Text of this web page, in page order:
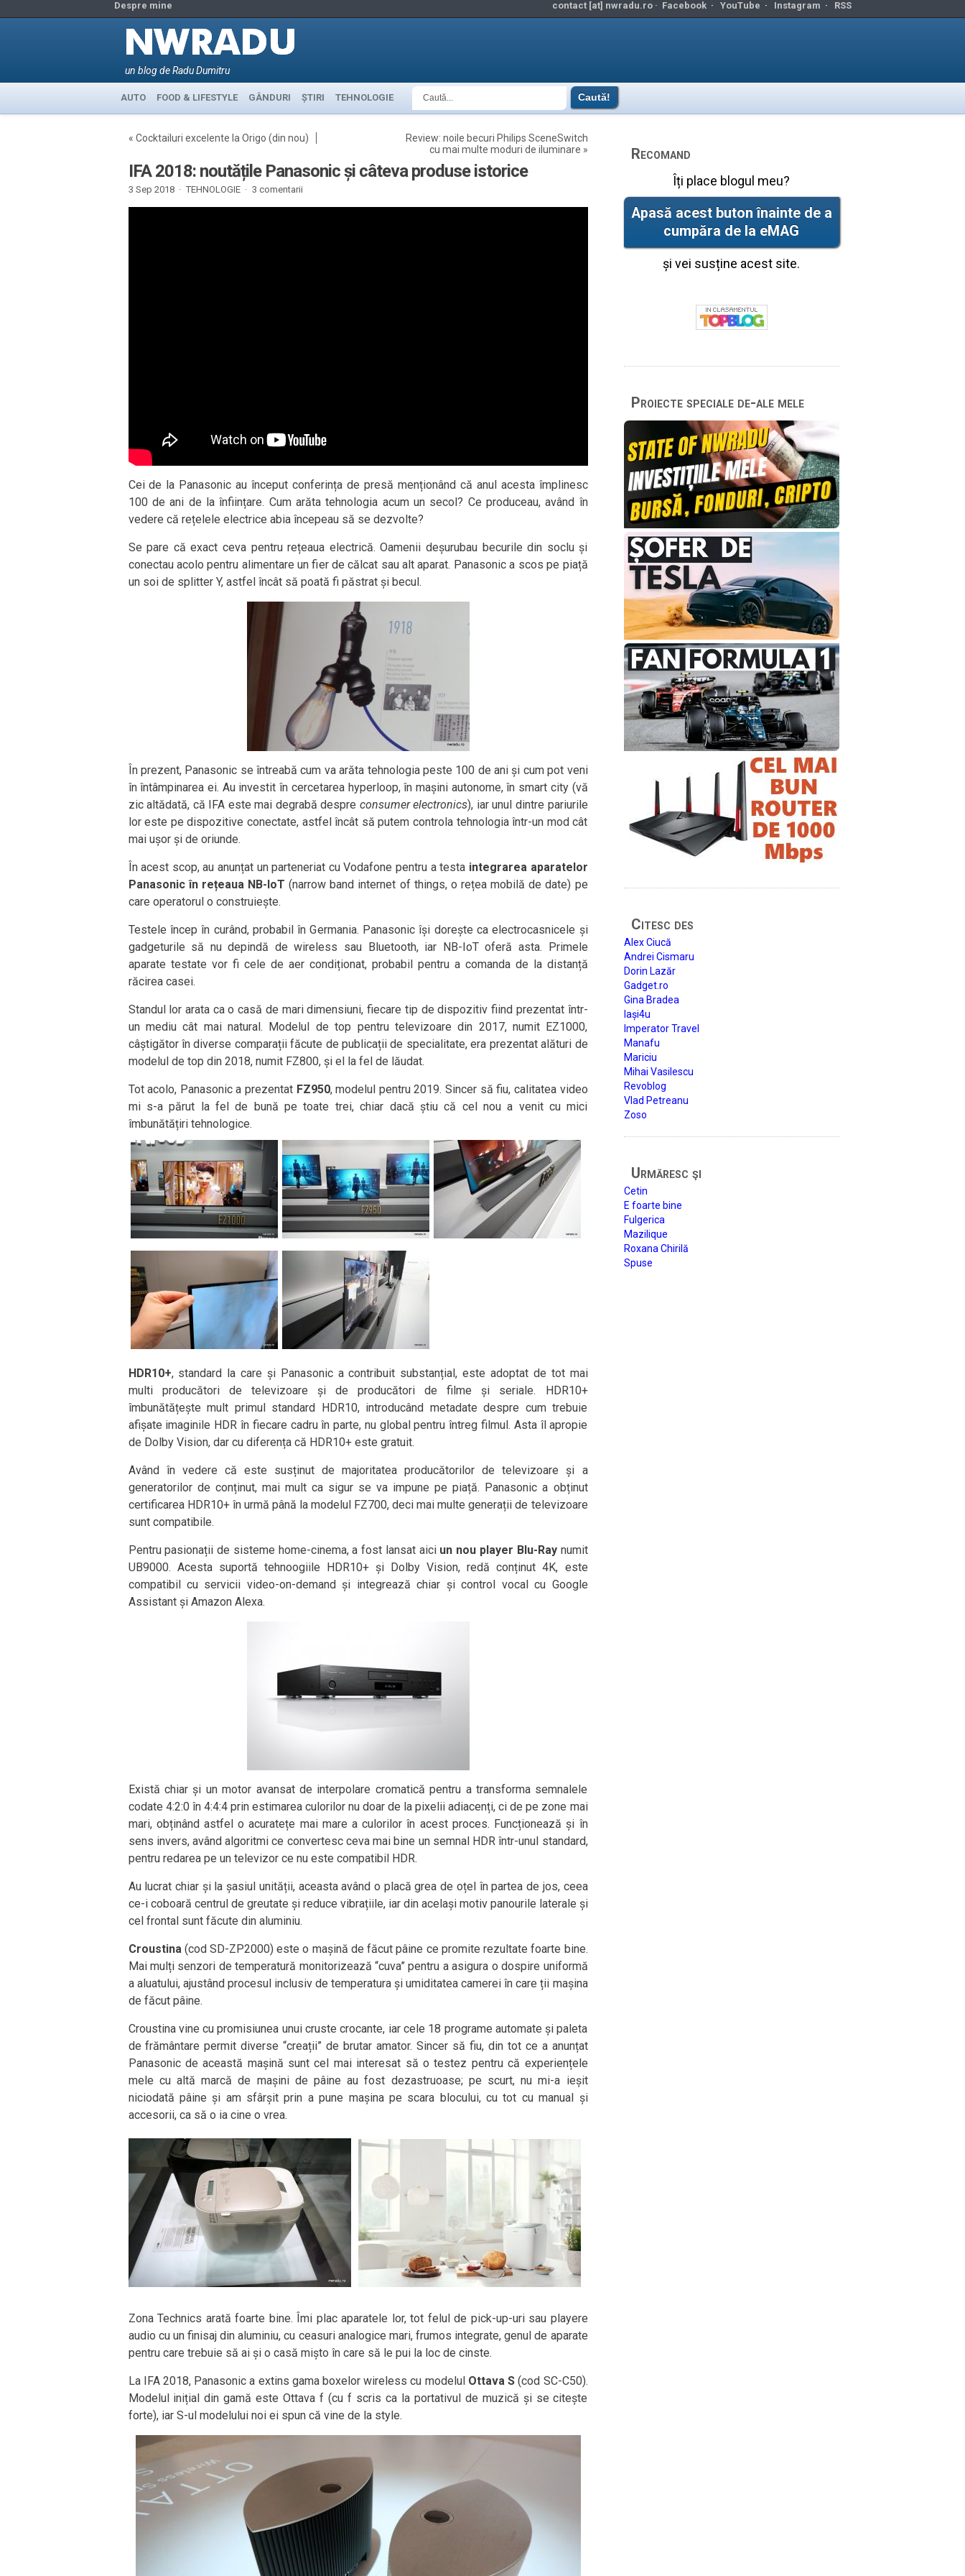
Despre mine contact [at] nwradu.ro · Facebook· YouTube · Instagram · RSS
un blog de Radu Dumitru
AUTO FOOD & LIFESTYLE GÂNDURI ȘTIRI TEHNOLOGIE
« Cocktailuri excelente la Origo (din nou)
Review: noile becuri Philips SceneSwitch
cu mai multe moduri de iluminare »
IFA 2018: noutățile Panasonic și câteva produse istorice
3 Sep 2018 · TEHNOLOGIE· 3 comentarii
Cei de la Panasonic au început conferința de presă menționând că anul acesta împlinesc
100 de ani de la înființare. Cum arăta tehnologia acum un secol? Ce produceau, având în
vedere că rețelele electrice abia începeau să se dezvolte?
Se pare că exact ceva pentru rețeaua electrică. Oamenii deșurubau becurile din soclu și
conectau acolo pentru alimentare un fier de călcat sau alt aparat. Panasonic a scos pe piață
un soi de splitter Y, astfel încât să poată fi păstrat și becul.
În prezent, Panasonic se întreabă cum va arăta tehnologia peste 100 de ani și cum pot veni
în întâmpinarea ei. Au investit în cercetarea hyperloop, în mașini autonome, în smart city (vă
zic altădată, că IFA este mai degrabă despre consumer electronics), iar unul dintre pariurile
lor este pe dispozitive conectate, astfel încât să putem controla tehnologia într-un mod cât
mai ușor și de oriunde.
În acest scop, au anunțat un parteneriat cu Vodafone pentru a testa integrarea aparatelor
Panasonic în rețeaua NB-IoT (narrow band internet of things, o rețea mobilă de date) pe
care operatorul o construiește.
Testele încep în curând, probabil în Germania. Panasonic își dorește ca electrocasnicele și
gadgeturile să nu depindă de wireless sau Bluetooth, iar NB-IoT oferă asta. Primele
aparate testate vor fi cele de aer condiționat, probabil pentru a comanda de la distanță
răcirea casei.
Standul lor arata ca o casă de mari dimensiuni, fiecare tip de dispozitiv fiind prezentat într-
un mediu cât mai natural. Modelul de top pentru televizoare din 2017, numit EZ1000,
câștigător în diverse comparații făcute de publicații de specialitate, era prezentat alături de
modelul de top din 2018, numit FZ800, și el la fel de lăudat.
Tot acolo, Panasonic a prezentat FZ950, modelul pentru 2019. Sincer să fiu, calitatea video
mi s-a părut la fel de bună pe toate trei, chiar dacă știu că cel nou a venit cu mici
îmbunătățiri tehnologice.
HDR10+, standard la care și Panasonic a contribuit substanțial, este adoptat de tot mai
multi producători de televizoare și de producători de filme și seriale. HDR10+
îmbunătățește mult primul standard HDR10, introducând metadate despre cum trebuie
afișate imaginile HDR în fiecare cadru în parte, nu global pentru întreg filmul. Asta îl apropie
de Dolby Vision, dar cu diferența că HDR10+ este gratuit.
Având în vedere că este susținut de majoritatea producătorilor de televizoare și a
generatorilor de conținut, mai mult ca sigur se va impune pe piață. Panasonic a obținut
certificarea HDR10+ în urmă până la modelul FZ700, deci mai multe generații de televizoare
sunt compatibile.
Pentru pasionații de sisteme home-cinema, a fost lansat aici un nou player Blu-Raynumit
UB9000. Acesta suportă tehnoogiile HDR10+ și Dolby Vision, redă conținut 4K, este
compatibil cu servicii video-on-demand și integrează chiar și control vocal cu Google
Assistant și Amazon Alexa.
Există chiar și un motor avansat de interpolare cromatică pentru a transforma semnalele
codate 4:2:0 în 4:4:4 prin estimarea culorilor nu doar de la pixelii adiacenți, ci de pe zone mai
mari, obținând astfel o acuratețe mai mare a culorilor în acest proces. Funcționează și în
sens invers, având algoritmi ce convertesc ceva mai bine un semnal HDR într-unul standard,
pentru redarea pe un televizor ce nu este compatibil HDR.
Au lucrat chiar și la șasiul unității, aceasta având o placă grea de oțel în partea de jos, ceea
ce-i coboară centrul de greutate și reduce vibrațiile, iar din același motiv panourile laterale și
cel frontal sunt făcute din aluminiu.
Croustina(cod SD-ZP2000) este o mașină de făcut pâine ce promite rezultate foarte bine.
Mai mulți senzori de temperatură monitorizează “cuva” pentru a asigura o dospire uniformă
a aluatului, ajustând procesul inclusiv de temperatura și umiditatea camerei în care ții mașina
de făcut pâine.
Croustina vine cu promisiunea unui cruste crocante, iar cele 18 programe automate și paleta
de frământare permit diverse “creații” de brutar amator. Sincer să fiu, din tot ce a anunțat
Panasonic de această mașină sunt cel mai interesat să o testez pentru că experiențele
mele cu altă marcă de mașini de pâine au fost dezastruoase; pe scurt, nu mi-a ieșit
niciodată pâine și am sfârșit prin a pune mașina pe scara blocului, cu tot cu manual și
accesorii, ca să o ia cine o vrea.
Zona Technics arată foarte bine. Îmi plac aparatele lor, tot felul de pick-up-uri sau playere
audio cu un finisaj din aluminiu, cu ceasuri analogice mari, frumos integrate, genul de aparate
pentru care trebuie să ai și o casă mișto în care să le pui la loc de cinste.
La IFA 2018, Panasonic a extins gama boxelor wireless cu modelul Ottava S (cod SC-C50).
Modelul inițial din gamă este Ottava f (cu f scris ca la portativul de muzică și se citește
forte), iar S-ul modelului noi ei spun că vine de la style.
Recomand
Îți place blogul meu?
Apasă acest buton înainte de a
cumpăra de la eMAG
și vei susține acest site.
Proiecte speciale de-ale mele
Citesc des
Alex Ciucă
Andrei Cismaru
Dorin Lazăr
Gadget.ro
Gina Bradea
Iași4u
Imperator Travel
Manafu
Mariciu
Mihai Vasilescu
Revoblog
Vlad Petreanu
Zoso
Urmăresc şi
Cetin
E foarte bine
Fulgerica
Mazilique
Roxana Chirilă
Spuse